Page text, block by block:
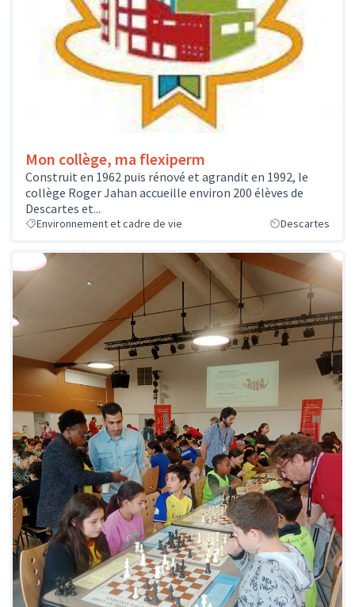
Mon collège, ma flexiperm
Construit en 1962 puis rénové et agrandit en 1992, le
collège Roger Jahan accueille environ 200 élèves de
Descartes et...
Environnement et cadre de vie Descartes